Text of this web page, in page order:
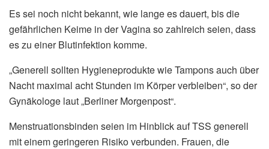
Es sei noch nicht bekannt, wie lange es dauert, bis die
gefährlichen Keime in der Vagina so zahlreich seien, dass
es zu einer Blutinfektion komme.
„Generell sollten Hygieneprodukte wie Tampons auch über
Nacht maximal acht Stunden im Körper verbleiben“, so der
Gynäkologe laut „Berliner Morgenpost“.
Menstruationsbinden seien im Hinblick auf TSS generell
mit einem geringeren Risiko verbunden. Frauen, die